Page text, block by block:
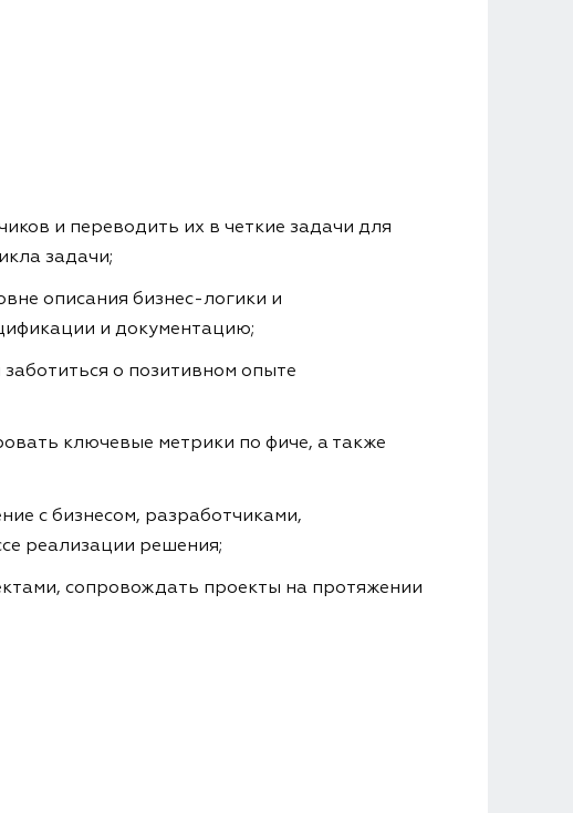
и переводить их в четкие задачи для
задачи;
описания бизнес-логики и
и документацию;
о позитивном опыте
ключевые метрики по фиче, а также
с бизнесом, разработчиками,
реализации решения;
сопровождать проекты на протяжении